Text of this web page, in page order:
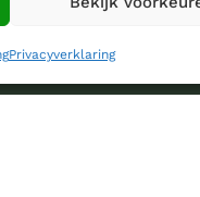
Privacyverklaring